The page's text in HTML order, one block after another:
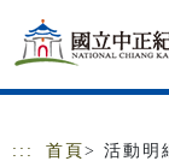
跳到主要內容
網站導覽
::: 首頁 > 活動明